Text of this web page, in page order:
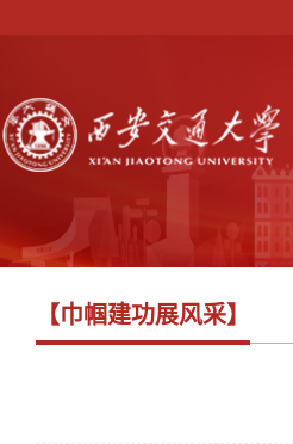
【巾帼建功展风采】